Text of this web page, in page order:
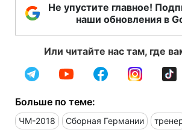
Не упустите главное!
наши обновления в
Или читайте нас там, где
Больше по теме:
ЧМ-2018 Сборная Германии